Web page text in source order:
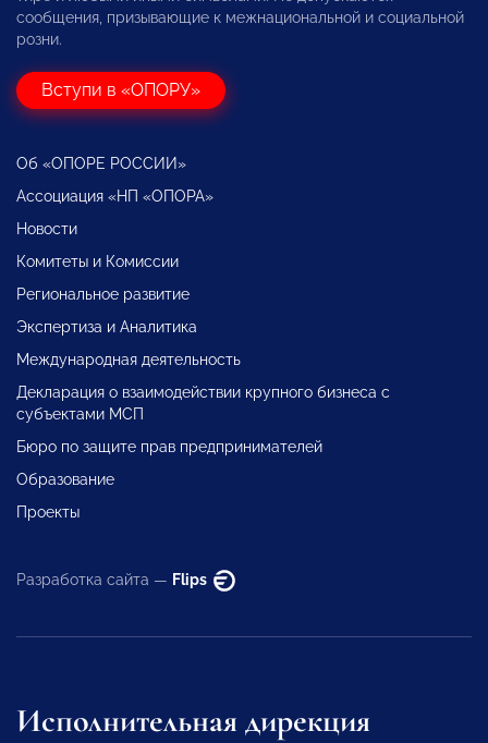
сообщения, призывающие к межнациональной и социальной
розни.
Вступи в «ОПОРУ»
Об «ОПОРЕ РОССИИ»
Ассоциация «НП «ОПОРА»
Новости
Комитеты и Комиссии
Региональное развитие
Экспертиза и Аналитика
Международная деятельность
Декларация о взаимодействии крупного бизнеса с
субъектами МСП
Бюро по защите прав предпринимателей
Образование
Проекты
Разработка сайта — Flips
Исполнительная дирекция